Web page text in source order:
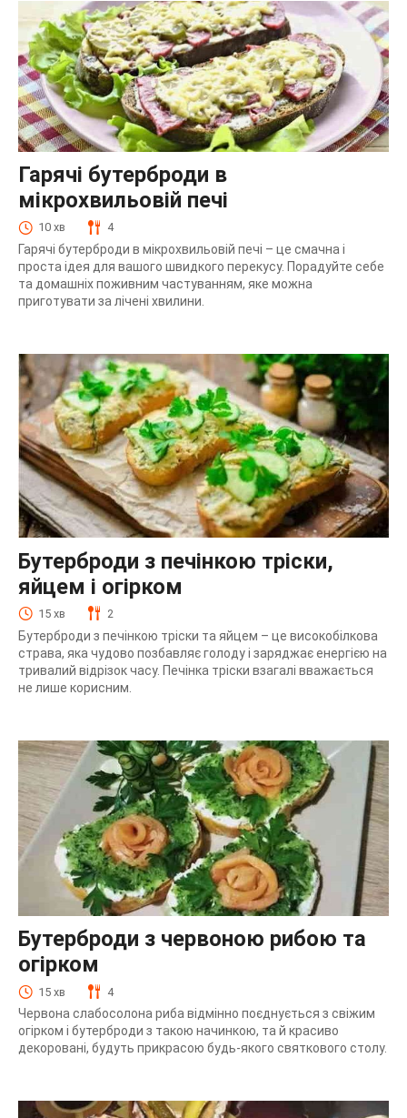
Гарячі бутерброди в
мікрохвильовій печі
10 хв 4
Гарячі бутерброди в мікрохвильовій печі – це смачна і
проста ідея для вашого швидкого перекусу. Порадуйте себе
та домашніх поживним частуванням, яке можна
приготувати за лічені хвилини.
Бутерброди з печінкою тріски,
яйцем і огірком
15 хв 2
Бутерброди з печінкою тріски та яйцем – це високобілкова
страва, яка чудово позбавляє голоду і заряджає енергією на
тривалий відрізок часу. Печінка тріски взагалі вважається
не лише корисним.
Бутерброди з червоною рибою та
огірком
15 хв 4
Червона слабосолона риба відмінно поєднується з свіжим
огірком і бутерброди з такою начинкою, та й красиво
декоровані, будуть прикрасою будь-якого святкового столу.